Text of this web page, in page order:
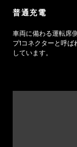
普通充電​​
車両に備わる運転席
プ1コネクターと呼
しています。